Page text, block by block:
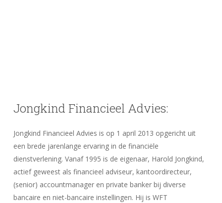
Jongkind Financieel Advies:
Jongkind Financieel Advies is op 1 april 2013 opgericht uit
een brede jarenlange ervaring in de financiële
dienstverlening. Vanaf 1995 is de eigenaar, Harold Jongkind,
actief geweest als financieel adviseur, kantoordirecteur,
(senior) accountmanager en private banker bij diverse
bancaire en niet-bancaire instellingen. Hij is WFT